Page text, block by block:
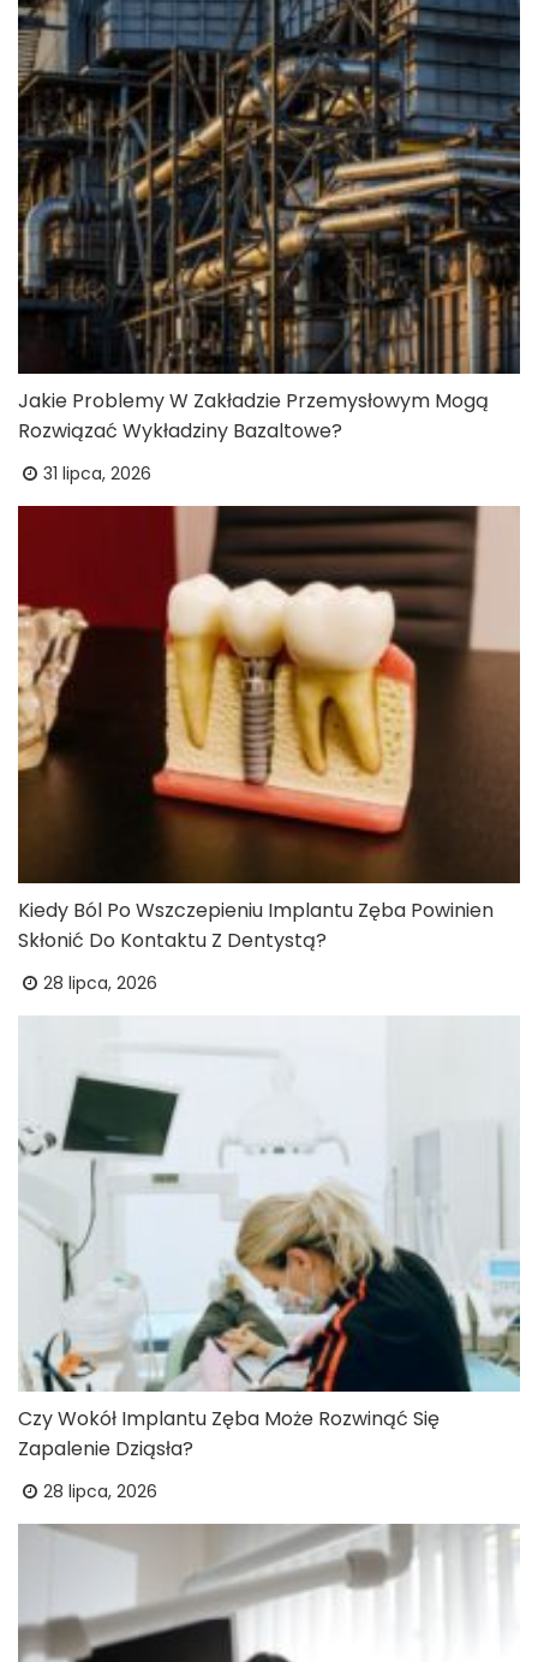
Jakie Problemy W Zakładzie Przemysłowym Mogą
Rozwiązać Wykładziny Bazaltowe?
31 lipca, 2026
Kiedy Ból Po Wszczepieniu Implantu Zęba Powinien
Skłonić Do Kontaktu Z Dentystą?
28 lipca, 2026
Czy Wokół Implantu Zęba Może Rozwinąć Się
Zapalenie Dziąsła?
28 lipca, 2026